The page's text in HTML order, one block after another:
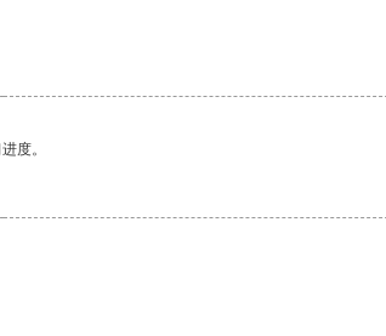
度。